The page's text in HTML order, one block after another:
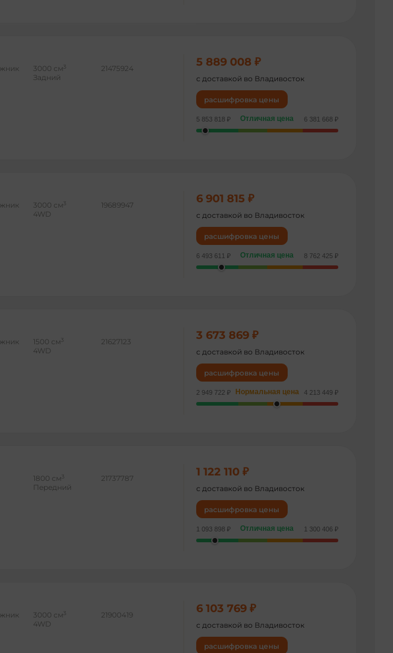
3000 см 3
Задний
21475924 5 889 008 ₽
с доставкой во Владивосток
расшифровка цены
5 853 818 ₽ Отличная цена 6 381 668 ₽
3000 см 3
4WD
19689947 6 901 815 ₽
с доставкой во Владивосток
расшифровка цены
6 493 611 ₽ Отличная цена 8 762 425 ₽
1500 см 3
4WD
21627123 3 673 869 ₽
с доставкой во Владивосток
расшифровка цены
2 949 722 ₽ Нормальная цена 4 213 449 ₽
1800 см 3
Передний
21737787 1 122 110 ₽
с доставкой во Владивосток
расшифровка цены
1 093 898 ₽ Отличная цена 1 300 406 ₽
3000 см 3
4WD
21900419 6 103 769 ₽
с доставкой во Владивосток
расшифровка цены